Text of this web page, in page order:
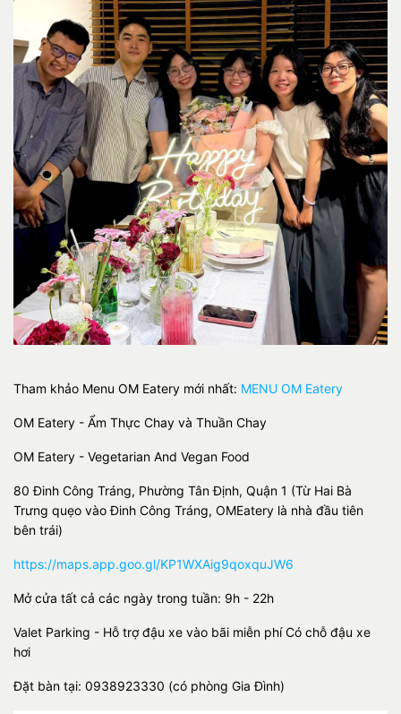
Tham khảo Menu OM Eatery mới nhất: MENU OM Eatery
OM Eatery - Ẩm Thực Chay và Thuần Chay
OM Eatery - Vegetarian And Vegan Food
80 Đinh Công Tráng, Phường Tân Định, Quận 1 (Từ Hai Bà
Trưng quẹo vào Đinh Công Tráng, OMEatery là nhà đầu tiên
bên trái)
https://maps.app.goo.gl/KP1WXAig9qoxquJW6
Mở cửa tất cả các ngày trong tuần: 9h - 22h
Valet Parking - Hỗ trợ đậu xe vào bãi miễn phí Có chỗ đậu xe
hơi
Đặt bàn tại: 0938923330 (có phòng Gia Đình)